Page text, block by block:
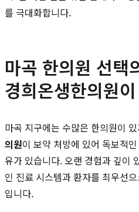
를 극대화합니다.
마곡 한의원 선택
경희온생한의원
마곡 지구에는 수많은 한의원이
의원이 보약 처방에 있어 독보적
유가 있습니다. 오랜 경험과 깊이
인 진료 시스템과 환자를 최우선
입니다.